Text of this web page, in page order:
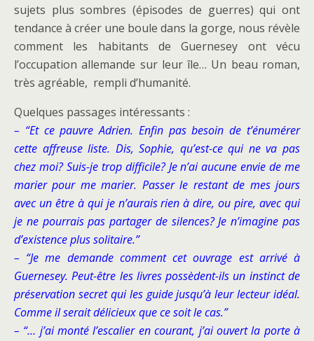
sujets plus sombres (épisodes de guerres) qui ont
tendance à créer une boule dans la gorge, nous révèle
comment les habitants de Guernesey ont vécu
l’occupation allemande sur leur île… Un beau roman,
très agréable, rempli d’humanité.
Quelques passages intéressants :
– “Et ce pauvre Adrien. Enfin pas besoin de t’énumérer
cette affreuse liste. Dis, Sophie, qu’est-ce qui ne va pas
chez moi? Suis-je trop difficile? Je n’ai aucune envie de me
marier pour me marier. Passer le restant de mes jours
avec un être à qui je n’aurais rien à dire, ou pire, avec qui
je ne pourrais pas partager de silences? Je n’imagine pas
d’existence plus solitaire.”
– “Je me demande comment cet ouvrage est arrivé à
Guernesey. Peut-être les livres possèdent-ils un instinct de
préservation secret qui les guide jusqu’à leur lecteur idéal.
Comme il serait délicieux que ce soit le cas.”
– “… j’ai monté l’escalier en courant, j’ai ouvert la porte à